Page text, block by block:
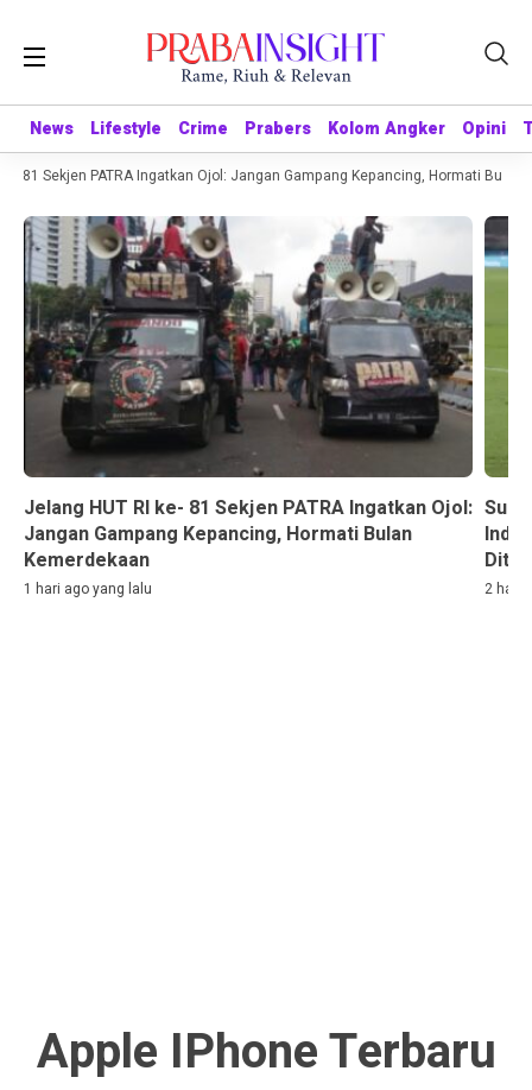
News Lifestyle Crime Prabers Kolom Angker Opini
News Lifestyle Crime Prabers Kolom Angker Opini
81 Sekjen PATRA Ingatkan Ojol: Jangan Gampang Kepancing, Hormati Bulan
Jelang HUT RI ke- 81 Sekjen PATRA Ingatkan Ojol:
Jangan Gampang Kepancing, Hormati Bulan
Kemerdekaan
1 hari ago yang lalu 2 hari
Apple IPhone Terbaru